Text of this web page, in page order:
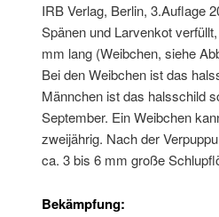
IRB Verlag, Berlin, 3.Auflage
Spänen und Larvenkot
mm lang (Weibchen, siehe
Bei den Weibchen ist das
Männchen ist das halsschild
September. Ein Weibchen
zweijährig. Nach der
ca. 3 bis 6 mm große
Bekämpfung: